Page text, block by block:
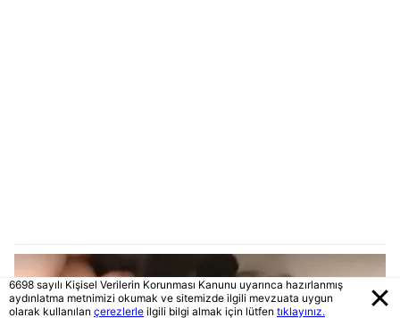
6698 sayılı Kişisel Verilerin Korunması Kanunu uyarınca hazırlanmış
aydınlatma metnimizi okumak ve sitemizde ilgili mevzuata uygun
olarak kullanılan çerezlerle ilgili bilgi almak için lütfen tıklayınız.